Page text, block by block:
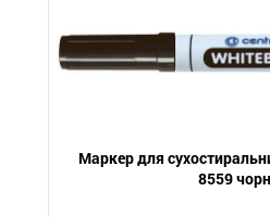
Маркер для
8559